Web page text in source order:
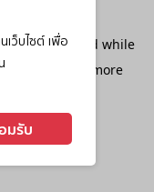
ว็บไซต์ เพื่อ
มรับ
has occurred while
console
for more